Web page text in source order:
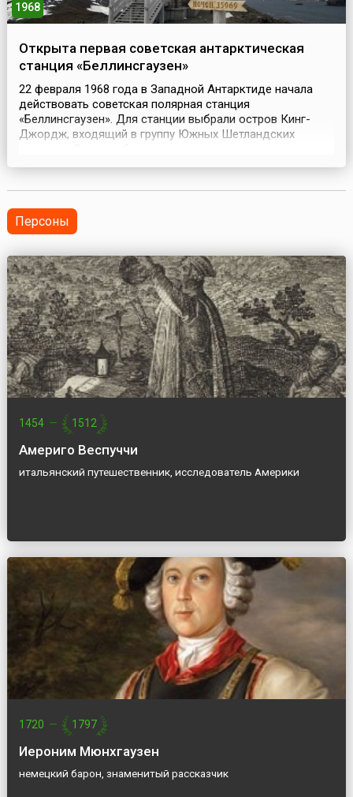
1968
Открыта первая советская антарктическая
станция «Беллинсгаузен»
22 февраля 1968 года в Западной Антарктиде начала
действовать советская полярная станция
«Беллинсгаузен». Для станции выбрали остров Кинг-
Джордж, входящий в группу Южных Шетландских
географических, геологических, гляциологических и
Сначала она состояла из нескольких деревянных
щитовых домиков, рассч...
Персоны
1454 — 1512
Америго Веспуччи
итальянский путешественник, исследователь Америки
1720 — 1797
Иероним Мюнхгаузен
немецкий барон, знаменитый рассказчик